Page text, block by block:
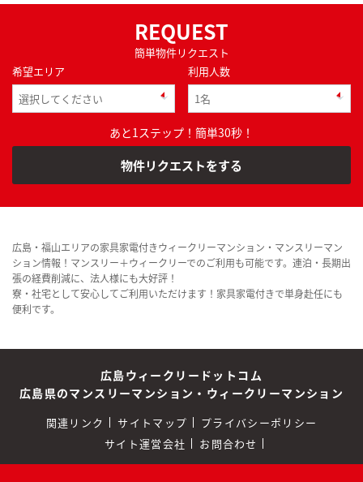
REQUEST
簡単物件リクエスト
希望エリア
利用人数
あと1ステップ！簡単30秒！
物件リクエストをする
広島・福山エリアの家具家電付きウィークリーマンション・マンスリーマン
ション情報！マンスリー＋ウィークリーでのご利用も可能です。連泊・長期出
張の経費削減に、法人様にも大好評！
寮・社宅として安心してご利用いただけます！家具家電付きで単身赴任にも
便利です。
広島ウィークリードットコム
広島県のマンスリーマンション・ウィークリーマンション
関連リンク サイトマップ
プライバシーポリシー
サイト運営会社
お問合わせ